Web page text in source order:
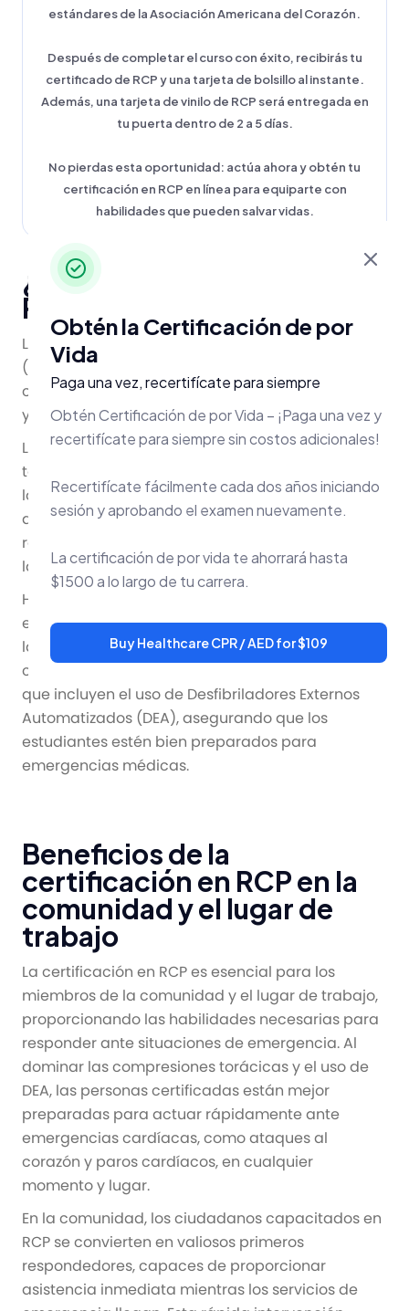
Obtén la Certificación de por
Vida
Paga una vez, recertifícate para siempre
Obtén Certificación de por Vida – ¡Paga una vez y
recertifícate para siempre sin costos adicionales!
Recertifícate fácilmente cada dos años iniciando
sesión y aprobando el examen nuevamente.
La certificación de por vida te ahorrará hasta
$1500 a lo largo de tu carrera.
Buy Healthcare CPR / AED for $109
estándares de la Asociación Americana del Corazón.
Después de completar el curso con éxito, recibirás tu
certificado de RCP y una tarjeta de bolsillo al instante.
Además, una tarjeta de vinilo de RCP será entregada en
tu puerta dentro de 2 a 5 días.
No pierdas esta oportunidad: actúa ahora y obtén tu
certificación en RCP en línea para equiparte con
habilidades que pueden salvar vidas.
¿Qué es la certificación en
RCP?
La certificación en Reanimación Cardiopulmonar
(RCP) es un proceso formal que valida tu
capacidad para realizar compresiones torácicas
y proporcionar ventilación artificial.
La historia de la RCP comenzó en el siglo XVIII con
técnicas como el Método Silvester. En el siglo XX,
los profesionales médicos mejoraron la RCP
añadiendo técnicas que salvan vidas, como la
respiración boca a boca en la década de 1950 y
las compresiones torácicas en la década de 1960.
Hoy en día, los cursos de certificación en RCP
están disponibles en línea. Organizaciones como
la
Asociación Americana del Corazónofrecen
cursos completos en línea de certificación en RCP,
que incluyen el uso de Desfibriladores Externos
Automatizados (DEA), asegurando que los
estudiantes estén bien preparados para
emergencias médicas.
Beneficios de la
certificación en RCP en la
comunidad y el lugar de
trabajo
La certificación en RCP es esencial para los
miembros de la comunidad y el lugar de trabajo,
proporcionando las habilidades necesarias para
responder ante situaciones de emergencia. Al
dominar las compresiones torácicas y el uso de
DEA, las personas certificadas están mejor
preparadas para actuar rápidamente ante
emergencias cardíacas, como ataques al
corazón y paros cardíacos, en cualquier
momento y lugar.
En la comunidad, los ciudadanos capacitados en
RCP se convierten en valiosos primeros
respondedores, capaces de proporcionar
asistencia inmediata mientras los servicios de